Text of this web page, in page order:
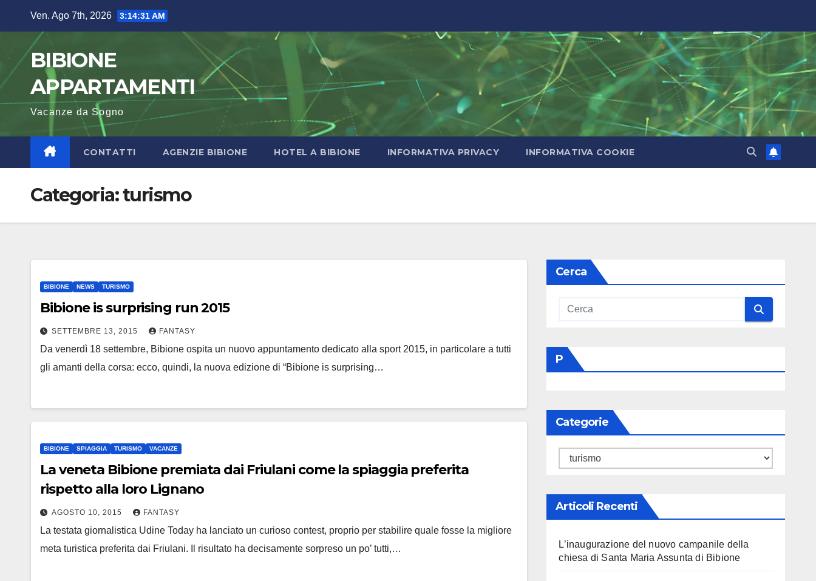
contenuto
Ven. Ago 7th, 2026 3:14:32 AM
BIBIONE
APPARTAMENTI
Vacanze da Sogno
CONTATTI AGENZIE BIBIONE HOTEL A BIBIONE INFORMATIVA PRIVACY INFORMATIVA COOKIE
Categoria:turismo
BIBIONE NEWS TURISMO
Bibione is surprising run 2015
SETTEMBRE 13, 2015 FANTASY
Da venerdì 18 settembre, Bibione ospita un nuovo appuntamento dedicato alla sport 2015, in particolare a tutti
gli amanti della corsa: ecco, quindi, la nuova edizione di “Bibione is surprising…
BIBIONE SPIAGGIA TURISMO VACANZE
La veneta Bibione premiata dai Friulani come la spiaggia preferita
rispetto alla loro Lignano
AGOSTO 10, 2015 FANTASY
La testata giornalistica Udine Today ha lanciato un curioso contest, proprio per stabilire quale fosse la migliore
meta turistica preferita dai Friulani. Il risultato ha decisamente sorpreso un po’ tutti,…
Cerca
P
Categorie
Categorie
Articoli Recenti
L’inaugurazione del nuovo campanile della
chiesa di Santa Maria Assunta di Bibione